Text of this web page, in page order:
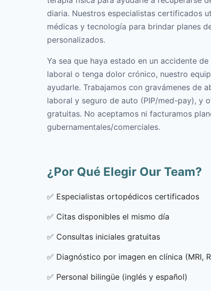
diaria. Nuestros especialistas certificados
médicas y tecnología para brindar planes
personalizados.
Ya sea que haya estado en un accidente
laboral o tenga dolor crónico, nuestro
ayudarle. Trabajamos con gravámenes de
laboral y seguro de auto (PIP/med-pay), y
gratuitas. No aceptamos ni facturamos
gubernamentales/comerciales.
¿Por Qué Elegir Our Team?
✅ Especialistas ortopédicos certificados
✅ Citas disponibles el mismo día
✅ Consultas iniciales gratuitas
✅ Diagnóstico por imagen en clínica (MRI,
✅ Personal bilingüe (inglés y español)